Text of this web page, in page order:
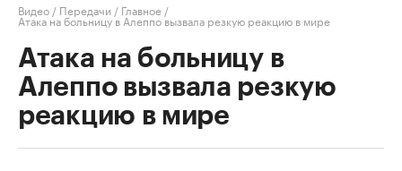
Видео / Передачи / Главное /
Атака на больницу в Алеппо вызвала резкую реакцию в мире
Атака на больницу в
Алеппо вызвала резкую
реакцию в мире